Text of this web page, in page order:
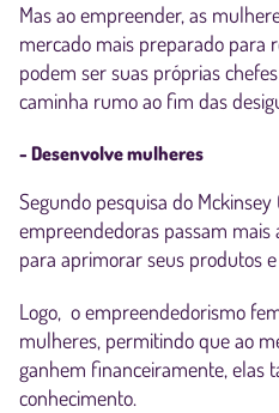
Mas ao empreender, as
mercado mais preparado para
podem ser suas próprias
caminha rumo ao fim das
- Desenvolve mulheres
Segundo pesquisa do
empreendedoras passam mais
para aprimorar seus produtos e
Logo, o empreendedorismo
mulheres, permitindo que ao
ganhem financeiramente, elas
conhecimento.